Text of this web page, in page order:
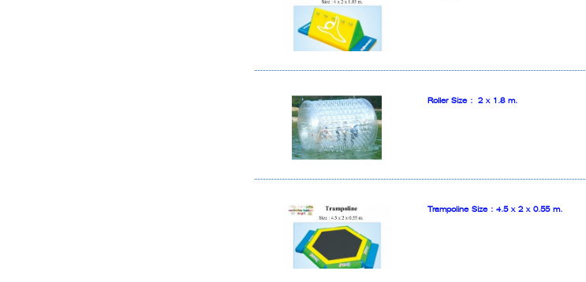
Roller Size : 2 x 1.8 m.
Trampoline Size : 4.5 x 2 x 0.55 m.